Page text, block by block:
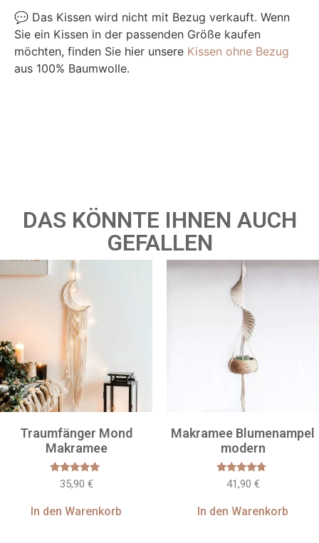
💬 Das Kissen wird nicht mit Bezug verkauft. Wenn
Sie ein Kissen in der passenden Größe kaufen
möchten, finden Sie hier unsere Kissen ohne Bezug
aus 100% Baumwolle.
DAS KÖNNTE IHNEN AUCH
GEFALLEN
Traumfänger Mond
Makramee
Bewertet
mit
von 5
35,90 €
In den Warenkorb
Makramee Blumenampel
modern
Bewertet
mit
von 5
41,90 €
In den Warenkorb